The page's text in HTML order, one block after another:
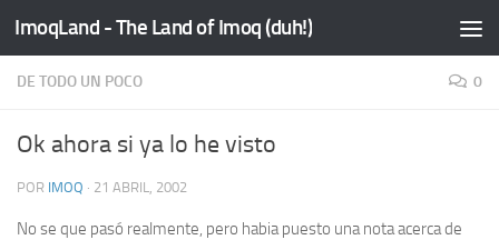
Saltar al contenido
ImoqLand - The Land of Imoq (duh!)
DE TODO UN POCO 0
Ok ahora si ya lo he visto
POR IMOQ · 21 ABRIL, 2002
No se que pasó realmente, pero habia puesto una nota acerca de